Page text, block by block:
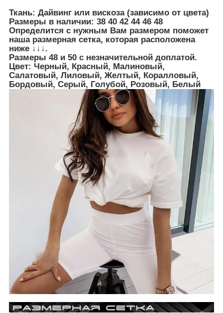
Ткань: Дайвинг или вискоза (зависимо от цвета)
Размеры в наличии: 38 40 42 44 46 48
Определится с нужным Вам размером поможет
наша размерная сетка, которая расположена
ниже ↓↓↓.
Размеры 48 и 50 с незначительной доплатой.
Цвет: Черный, Красный, Малиновый,
Салатовый, Лиловый, Желтый, Коралловый,
Бордовый, Серый, Голубой, Розовый, Белый